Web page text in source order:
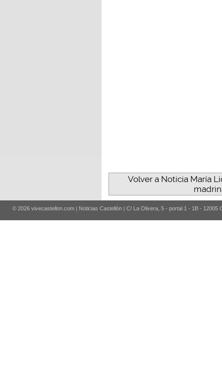
Volver a Noticia María
© 2026 vivecastellon.com | Noticias Castellón | C/ La Olivera, 5 - portal 1 - 1B - 12005